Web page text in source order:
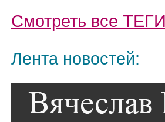
Смотреть все ТЕГИ
Лента новостей: